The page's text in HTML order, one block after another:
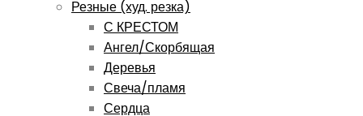
Резные (худ. резка)
С КРЕСТОМ
Ангел/Скорбящая
Деревья
Свеча/пламя
Сердца